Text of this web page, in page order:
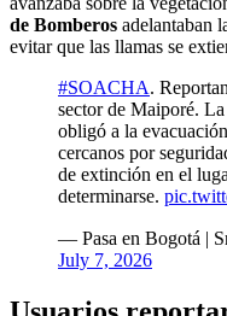
de Bomberos adelantaban
evitar que las llamas se
#SOACHA.
sector de Maiporé.
obligó a la
cercanos por
de extinción en el
determinarse.
— Pasa en Bogotá |
July 7, 2026